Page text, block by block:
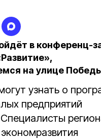
в конференц-
на улице
узнать о
предприятий